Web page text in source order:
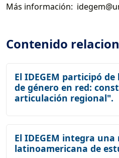
Más información:
Contenido
El IDEGEM participó
de género en red:
articulación regional".
El IDEGEM integra una
latinoamericana de